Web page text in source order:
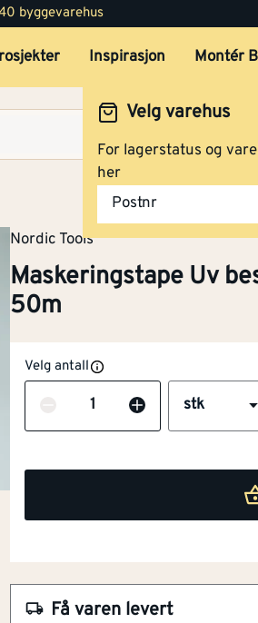
byggevarehus
Inspirasjon Montér
Velg varehus
For lagerstatus og
her
Postnr
Nordic Tools
Maskeringstape Uv
50m
Velg antall
Antall stk
Få varen levert